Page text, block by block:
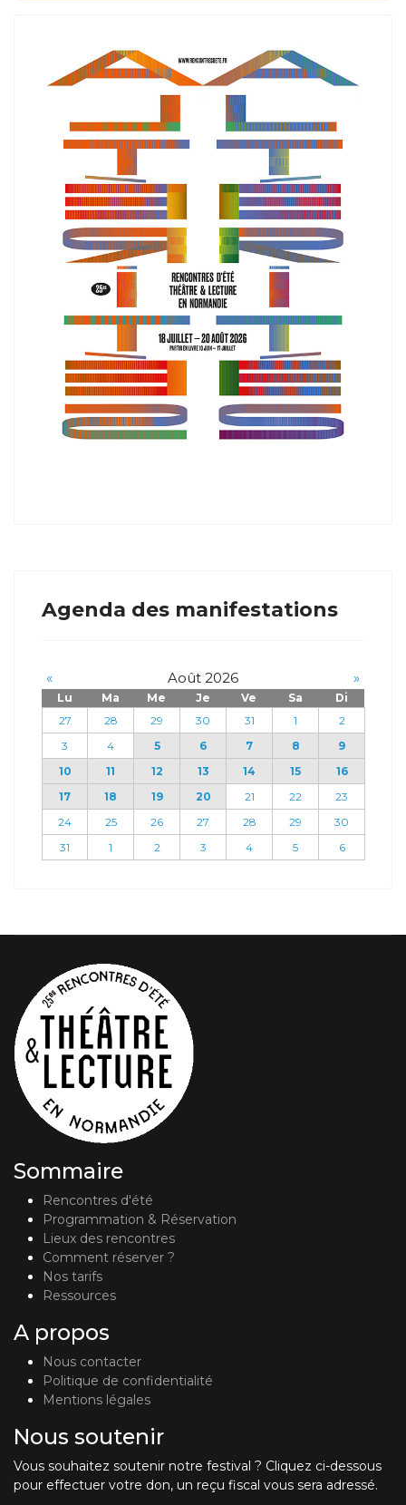
Agenda des manifestations
« Août 2026 »
Lu Ma Me Je Ve Sa
Di
27
28 29 30 31 1
2
3
4 5 6 7 8
9
10
11 12 13 14 15
16
17
18 19 20 21 22
23
24
25 26 27 28 29
30
31
1 2 3 4 5 6
Sommaire
Rencontres d'été
Programmation & Réservation
Lieux des rencontres
Comment réserver ?
Nos tarifs
Ressources
A propos
Nous contacter
Politique de confidentialité
Mentions légales
Nous soutenir
Vous souhaitez soutenir notre festival ? Cliquez ci-dessous
pour effectuer votre don, un reçu fiscal vous sera adressé.